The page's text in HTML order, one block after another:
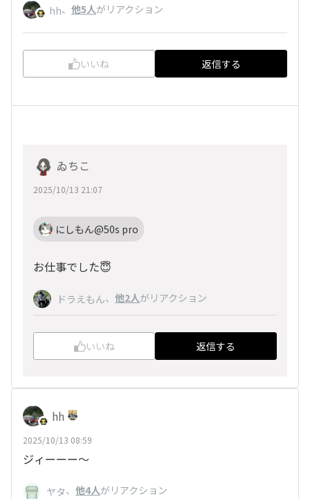
hh、 他5人がリアクション
いいね 返信する
ゐちこ
2025/10/13 21:07
にしもん@50s pro
お仕事でした😇
ドラえもん、 他2人がリアクション
いいね 返信する
hh
2025/10/13 08:59
ジィーーー～
ヤタ、 他4人がリアクション